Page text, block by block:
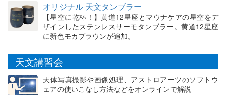
オリジナル 天文タンブラー
【星空に乾杯！】黄道12星座とマウナケアの星空をデ
ザインしたステンレスサーモタンブラー。黄道12星座
に新色モカブラウンが追加。
天文講習会
天体写真撮影や画像処理、アストロアーツのソフトウ
ェアの使いこなし方法などをオンラインで解説